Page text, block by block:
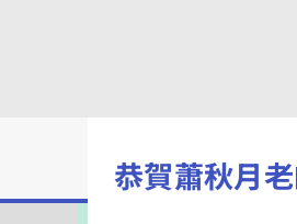
恭賀蕭秋月